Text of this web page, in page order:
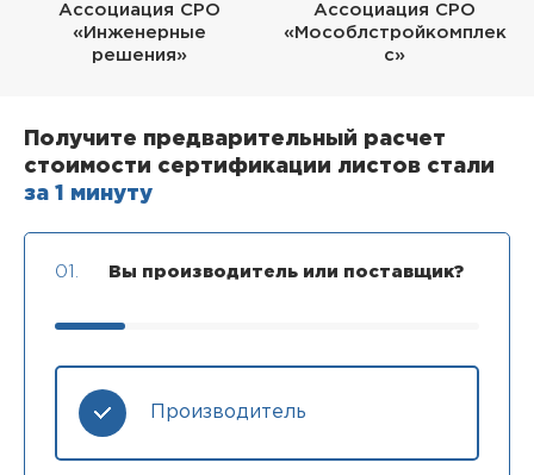
Ассоциация СРО
«Инженерные
решения»
Ассоциация СРО
«Мособлстройкомплек
с»
Получите предварительный расчет
стоимости сертификации листов стали
за 1 минуту
01. Вы производитель или поставщик?
Производитель